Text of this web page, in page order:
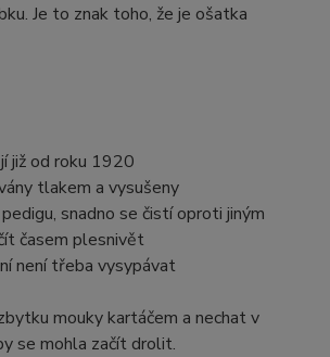
Je to znak toho, že je ošatka
již od roku 1920
tlakem a vysušeny
snadno se čistí oproti jiným
časem plesnivět
není třeba vysypávat
mouky kartáčem a nechat v
se mohla začít drolit.